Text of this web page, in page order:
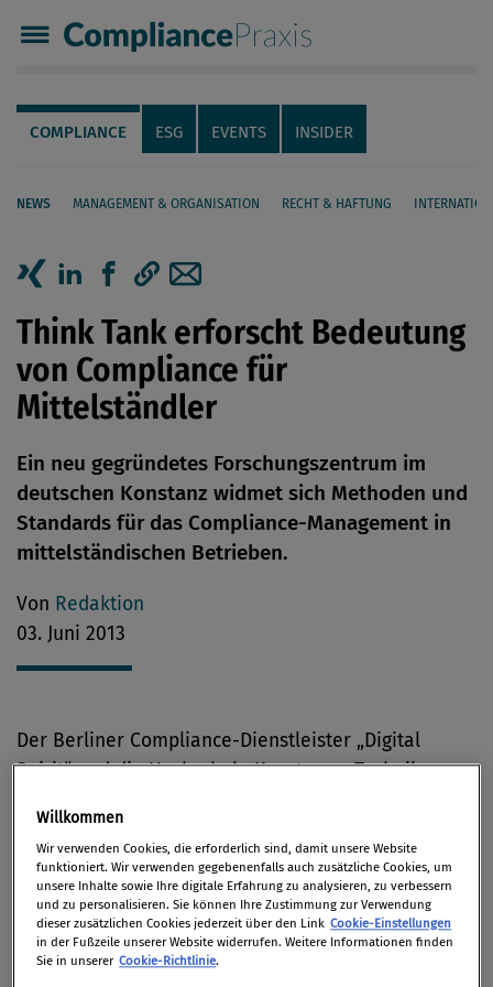
Compliance Praxis
Servicenavigation
Navigation
COMPLIANCE ESG EVENTS INSIDER
NEWS MANAGEMENT & ORGANISATION RECHT & HAFTUNG
Seiteninhalt
Artikel auf Xing teilen
Artikel auf linkedIn teilen
Think Tank erforscht Bedeutung
von Compliance für
Mittelständler
Ein neu gegründetes Forschungszentrum im
deutschen Konstanz widmet sich Methoden und
Standards für das Compliance-Management in
mittelständischen Betrieben.
Von Redaktion
03. Juni 2013
Der Berliner Compliance-Dienstleister „Digital
Spirit“ und die Hochschule Konstanz – Technik,
Forschungskooperation in den Bereichen Corporate
Compliance, Business Ethics und Integrity
Management bekanntgegeben. Das neu gegründete
Forschungszentrum „Center for Business
Compliance & Integrity“ (CBCI) wird sich demnach
Willkommen
Wir verwenden Cookies, die erforderlich sind, damit unsere Website
funktioniert. Wir verwenden gegebenenfalls auch zusätzliche Cookies, um
unsere Inhalte sowie Ihre digitale Erfahrung zu analysieren, zu verbessern
und zu personalisieren. Sie können Ihre Zustimmung zur Verwendung
dieser zusätzlichen Cookies jederzeit über den Link Cookie-Einstellungen
in der Fußzeile unserer Website widerrufen. Weitere Informationen finden
Sie in unserer Cookie-Richtlinie.